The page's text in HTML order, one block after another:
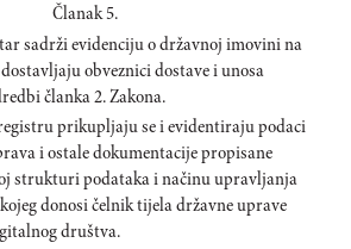
Članak 5.
sadrži evidenciju o državnoj imovini na
obveznici dostave i unosa
članka 2. Zakona.
prikupljaju se i evidentiraju podaci
i ostale dokumentacije propisane
strukturi podataka i načinu upravljanja
donosi čelnik tijela državne uprave
društva.